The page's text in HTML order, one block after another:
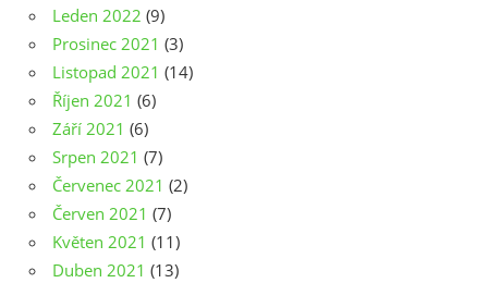
Leden 2022 (9)
Prosinec 2021 (3)
Listopad 2021 (14)
Říjen 2021 (6)
Září 2021 (6)
Srpen 2021 (7)
Červenec 2021 (2)
Červen 2021 (7)
Květen 2021 (11)
Duben 2021 (13)